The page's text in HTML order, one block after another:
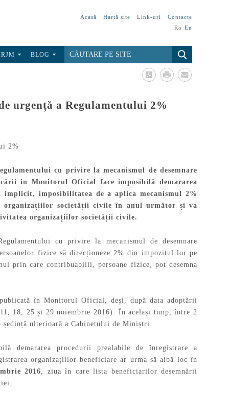
Acasă Hartă site Link-uri
Contacte
Ro En
BLOG
urgență a Regulamentului 2%
cu privire la mecanismul de desemnare
în Monitorul Oficial face imposibilă demararea
imposibilitatea de a aplica mecanismul 2%
organizațiilor societății civile în anul următor și va
organizațiilor societății civile.
cu privire la mecanismul de desemnare
fizice să direcționeze 2% din impozitul lor pe
prin care contribuabilii, persoane fizice, pot desemna
în Monitorul Oficial, deși, după data adoptării
18, 25 și 29 noiembrie 2016). În același timp, între 2
ulterioară a Cabinetului de Miniștri.
demararea procedurii prealabile de înregistrare a
organizațiilor beneficiare ar urma să aibă loc în
2016 , ziua în care lista beneficiarilor desemnării